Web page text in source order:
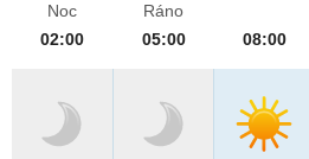
Noc
02:00
Ráno
05:00
08:00